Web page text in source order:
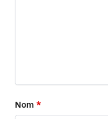
Nom *